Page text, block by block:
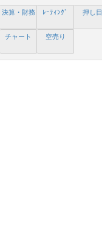
決算・財務 ﾚｰﾃｨﾝｸﾞ 押し目
チャート 空売り